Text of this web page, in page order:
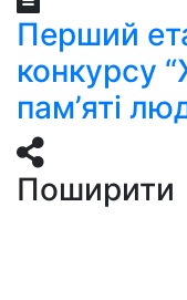
Перший
конкурсу
пам’яті
Поширити